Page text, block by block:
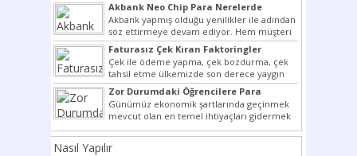
Akbank Neo Chip Para Nerelerde
Kullanılır?
Akbank yapmış olduğu yenilikler ile adından
söz ettirmeye devam ediyor. Hem müşteri
potansiyelini arttırmak hem...
Faturasız Çek Kıran Faktoringler
Çek ile ödeme yapma, çek bozdurma, çek
tahsil etme ülkemizde son derece yaygın
bir şekilde...
Zor Durumdaki Öğrencilere Para
Yardımı
Günümüz ekonomik şartlarında geçinmek
mevcut olan en temel ihtiyaçları gidermek
dahi son derece zor olmak...
Nasıl Yapılır